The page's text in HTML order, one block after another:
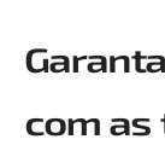
com as